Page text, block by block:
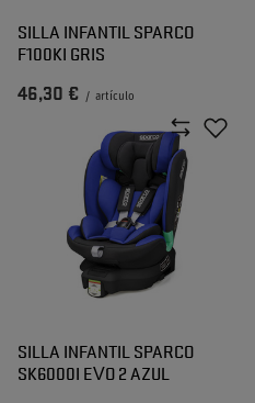
SILLA INFANTIL SPARCO
F100KI GRIS
46,30 € / artículo
SILLA INFANTIL SPARCO
SK6000I EVO 2 AZUL